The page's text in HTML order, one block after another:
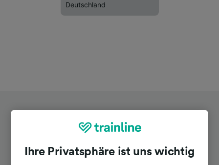
Deutschland
Ihre Privatsphäre ist uns wichtig